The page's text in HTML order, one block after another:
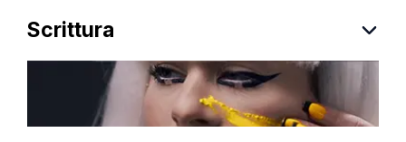
Scrittura